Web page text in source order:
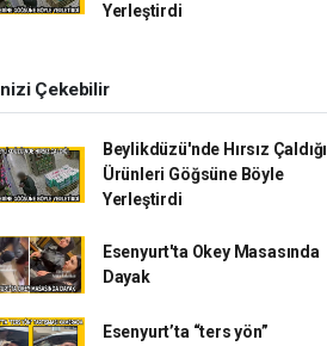
Yerleştirdi
Çekebilir
Beylikdüzü'nde Hırsız Çaldığı
Ürünleri Göğsüne Böyle
Yerleştirdi
Esenyurt'ta Okey Masasında
Dayak
Esenyurt’ta “ters yön”